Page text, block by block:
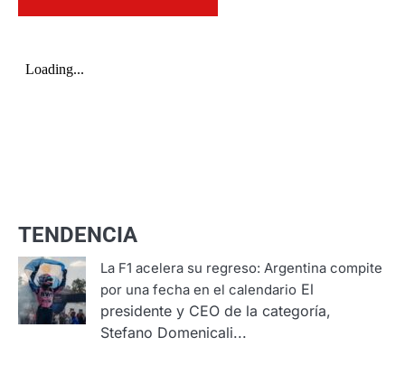
TENDENCIA
La F1 acelera su regreso: Argentina compite
por una fecha en el calendario El
presidente y CEO de la categoría,
Stefano Domenicali...